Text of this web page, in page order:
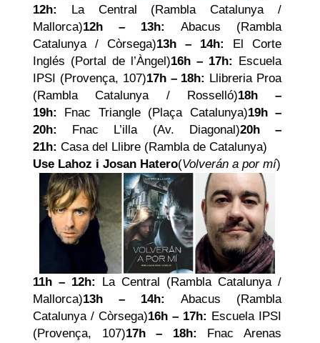
12h:
La Central (Rambla Catalunya /
Mallorca)12h – 13h:
Abacus (Rambla
Catalunya / Còrsega)13h – 14h:
El Corte
Inglés (Portal de l’Àngel)16h – 17h: Escuela
IPSI (Provença, 107)17h – 18h: Llibreria Proa
(Rambla Catalunya / Rosselló)18h –
19h:
Fnac Triangle (Plaça Catalunya)19h –
20h:
Fnac L’illa (Av. Diagonal)20h –
21h: Casa del Llibre (Rambla de Catalunya)
Use Lahoz i Josan Hatero(Volverán a por mí)
11h – 12h:
La Central (Rambla Catalunya /
Mallorca)13h – 14h:
Abacus (Rambla
Catalunya / Còrsega)16h – 17h: Escuela IPSI
(Provença, 107)17h – 18h: Fnac Arenas